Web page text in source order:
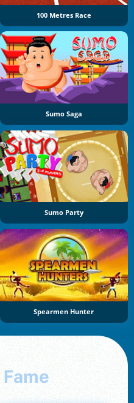
100 Metres Race
Sumo Saga
Sumo Party
Spearmen Hunter
Fame